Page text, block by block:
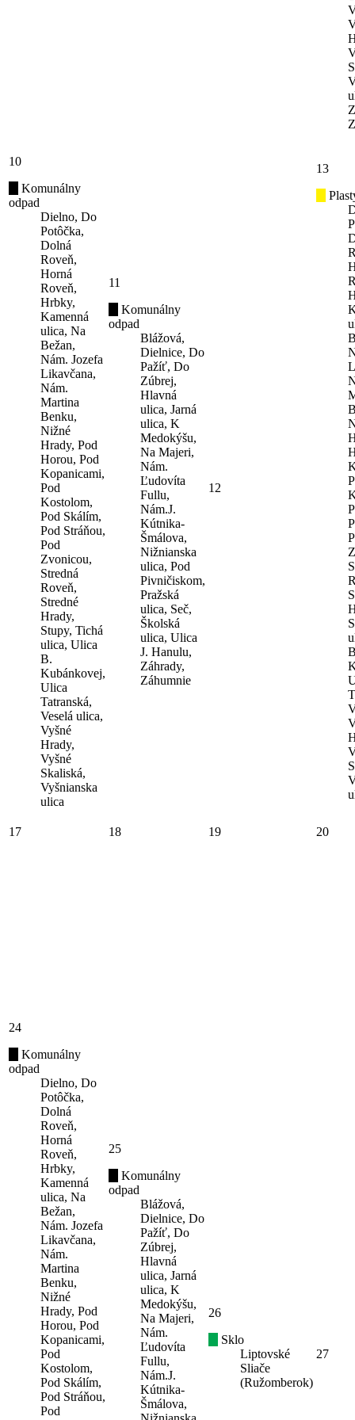
10
Komunálny
odpad
Dielno, Do
Potôčka,
Dolná
Roveň,
Horná
Roveň,
Hrbky,
Kamenná
ulica, Na
Bežan,
Nám. Jozefa
Likavčana,
Nám.
Martina
Benku,
Nižné
Hrady, Pod
Horou, Pod
Kopanicami,
Pod
Kostolom,
Pod Skálím,
Pod Stráňou,
Pod
Zvonicou,
Stredná
Roveň,
Stredné
Hrady,
Stupy, Tichá
ulica, Ulica
B.
Kubánkovej,
Ulica
Tatranská,
Veselá ulica,
Vyšné
Hrady,
Vyšné
Skaliská,
Vyšnianska
ulica
11
Komunálny
odpad
Blážová,
Dielnice, Do
Pažíť, Do
Zúbrej,
Hlavná
ulica, Jarná
ulica, K
Medokýšu,
Na Majeri,
Nám.
Ľudovíta
Fullu,
Nám.J.
Kútnika-
Šmálova,
Nižnianska
ulica, Pod
Pivničiskom,
Pražská
ulica, Seč,
Školská
ulica, Ulica
J. Hanulu,
Záhrady,
Záhumnie
12
13
17 18 19 20
24
Komunálny
odpad
Dielno, Do
Potôčka,
Dolná
Roveň,
Horná
Roveň,
Hrbky,
Kamenná
ulica, Na
Bežan,
Nám. Jozefa
Likavčana,
Nám.
Martina
Benku,
Nižné
Hrady, Pod
Horou, Pod
Kopanicami,
Pod
Kostolom,
Pod Skálím,
Pod Stráňou,
Pod
25
Komunálny
odpad
Blážová,
Dielnice, Do
Pažíť, Do
Zúbrej,
Hlavná
ulica, Jarná
ulica, K
Medokýšu,
Na Majeri,
Nám.
Ľudovíta
Fullu,
Nám.J.
Kútnika-
Šmálova,
26
Sklo
Liptovské
Sliače
(Ružomberok)
27